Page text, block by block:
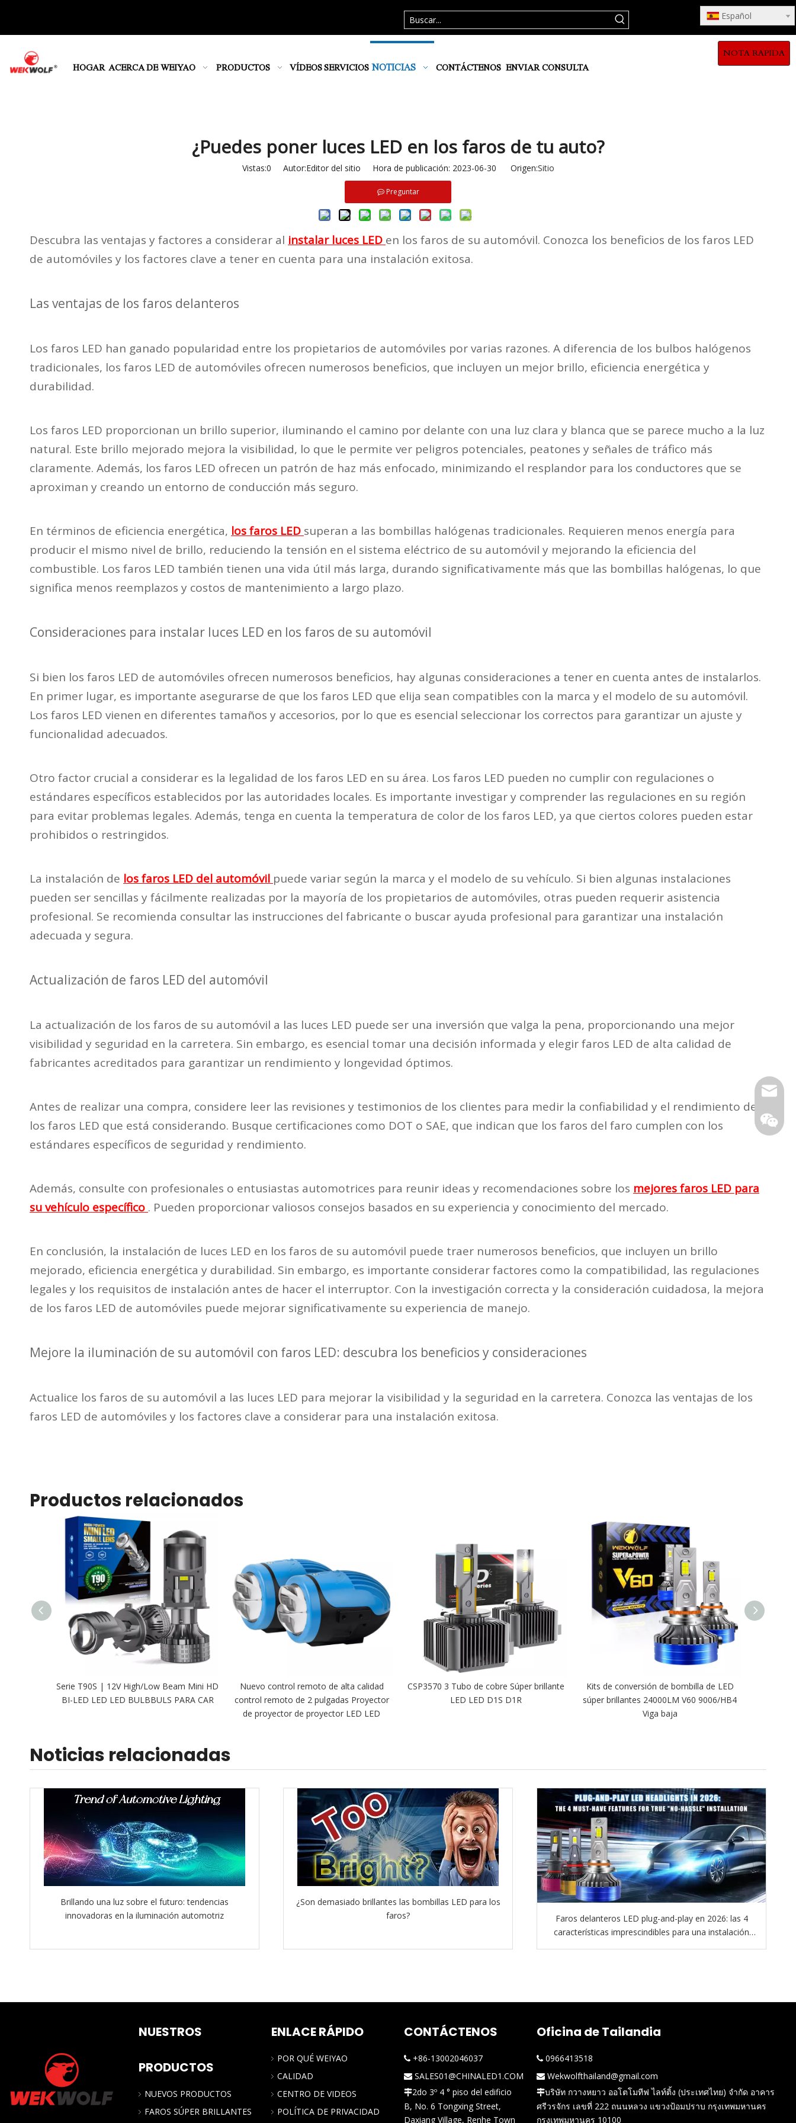
Español
HOGAR ACERCA DE WEIYAO PRODUCTOS VÍDEOS SERVICIOS NOTICIAS CONTÁCTENOS ENVIAR CONSULTA
NOTA RAPIDA
¿Puedes poner luces LED en los faros de tu auto?
Vistas:0 Autor:Editor del sitio Hora de publicación: 2023-06-30 Origen:Sitio
Preguntar
Descubra las ventajas y factores a considerar al instalar luces LED en los faros de su automóvil. Conozca los beneficios de los faros LED
de automóviles y los factores clave a tener en cuenta para una instalación exitosa.
Las ventajas de los faros delanteros
Los faros LED han ganado popularidad entre los propietarios de automóviles por varias razones. A diferencia de los bulbos halógenos
tradicionales, los faros LED de automóviles ofrecen numerosos beneficios, que incluyen un mejor brillo, eficiencia energética y
durabilidad.
Los faros LED proporcionan un brillo superior, iluminando el camino por delante con una luz clara y blanca que se parece mucho a la luz
natural. Este brillo mejorado mejora la visibilidad, lo que le permite ver peligros potenciales, peatones y señales de tráfico más
claramente. Además, los faros LED ofrecen un patrón de haz más enfocado, minimizando el resplandor para los conductores que se
aproximan y creando un entorno de conducción más seguro.
En términos de eficiencia energética, los faros LED superan a las bombillas halógenas tradicionales. Requieren menos energía para
producir el mismo nivel de brillo, reduciendo la tensión en el sistema eléctrico de su automóvil y mejorando la eficiencia del
combustible. Los faros LED también tienen una vida útil más larga, durando significativamente más que las bombillas halógenas, lo que
significa menos reemplazos y costos de mantenimiento a largo plazo.
Consideraciones para instalar luces LED en los faros de su automóvil
Si bien los faros LED de automóviles ofrecen numerosos beneficios, hay algunas consideraciones a tener en cuenta antes de instalarlos.
En primer lugar, es importante asegurarse de que los faros LED que elija sean compatibles con la marca y el modelo de su automóvil.
Los faros LED vienen en diferentes tamaños y accesorios, por lo que es esencial seleccionar los correctos para garantizar un ajuste y
funcionalidad adecuados.
Otro factor crucial a considerar es la legalidad de los faros LED en su área. Los faros LED pueden no cumplir con regulaciones o
estándares específicos establecidos por las autoridades locales. Es importante investigar y comprender las regulaciones en su región
para evitar problemas legales. Además, tenga en cuenta la temperatura de color de los faros LED, ya que ciertos colores pueden estar
prohibidos o restringidos.
La instalación de los faros LED del automóvil puede variar según la marca y el modelo de su vehículo. Si bien algunas instalaciones
pueden ser sencillas y fácilmente realizadas por la mayoría de los propietarios de automóviles, otras pueden requerir asistencia
profesional. Se recomienda consultar las instrucciones del fabricante o buscar ayuda profesional para garantizar una instalación
adecuada y segura.
Actualización de faros LED del automóvil
La actualización de los faros de su automóvil a las luces LED puede ser una inversión que valga la pena, proporcionando una mejor
visibilidad y seguridad en la carretera. Sin embargo, es esencial tomar una decisión informada y elegir faros LED de alta calidad de
fabricantes acreditados para garantizar un rendimiento y longevidad óptimos.
Antes de realizar una compra, considere leer las revisiones y testimonios de los clientes para medir la confiabilidad y el rendimiento de
los faros LED que está considerando. Busque certificaciones como DOT o SAE, que indican que los faros del faro cumplen con los
estándares específicos de seguridad y rendimiento.
Además, consulte con profesionales o entusiastas automotrices para reunir ideas y recomendaciones sobre los mejores faros LED para
su vehículo específico . Pueden proporcionar valiosos consejos basados ​​en su experiencia y conocimiento del mercado.
En conclusión, la instalación de luces LED en los faros de su automóvil puede traer numerosos beneficios, que incluyen un brillo
mejorado, eficiencia energética y durabilidad. Sin embargo, es importante considerar factores como la compatibilidad, las regulaciones
legales y los requisitos de instalación antes de hacer el interruptor. Con la investigación correcta y la consideración cuidadosa, la mejora
de los faros LED de automóviles puede mejorar significativamente su experiencia de manejo.
Mejore la iluminación de su automóvil con faros LED: descubra los beneficios y consideraciones
Actualice los faros de su automóvil a las luces LED para mejorar la visibilidad y la seguridad en la carretera. Conozca las ventajas de los
faros LED de automóviles y los factores clave a considerar para una instalación exitosa.
Productos relacionados
Serie T90S | 12V High/Low Beam Mini HD
BI-LED LED LED BULBBULS PARA CAR
Nuevo control remoto de alta calidad
control remoto de 2 pulgadas Proyector
de proyector de proyector LED LED
CSP3570 3 Tubo de cobre Súper brillante
LED LED D1S D1R
Kits de conversión de bombilla de LED
súper brillantes 24000LM V60 9006/HB4
Viga baja
Noticias relacionadas
Brillando una luz sobre el futuro: tendencias
innovadoras en la iluminación automotriz
¿Son demasiado brillantes las bombillas LED para los
faros?
Faros delanteros LED plug-and-play en 2026: las 4
características imprescindibles para una instalación
NUESTROS
PRODUCTOS
NUEVOS PRODUCTOS
FAROS SÚPER BRILLANTES
ENLACE RÁPIDO
POR QUÉ WEIYAO
CALIDAD
CENTRO DE VIDEOS
POLÍTICA DE PRIVACIDAD
CONTÁCTENOS
 +86-13002046037
 SALES01@CHINALED1.COM
2do 3º 4 ° piso del edificio
B, No. 6 Tongxing Street,
Daxiang Village, Renhe Town
Correo
Oficina de Tailandia
 0966413518
 Wekwolfthailand@gmail.com
บริษัท กวางหยาว ออโตโมทีฟ ไลท์ติ้ง (ประเทศไทย) จำกัด อาคาร
ศรีวรจักร เลขที่ 222 ถนนหลวง แขวงป้อมปราบ กรุงเทพมหานคร
กรุงเทพมหานคร 10100